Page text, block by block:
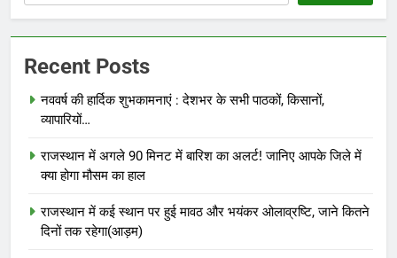
Recent Posts
नववर्ष की हार्दिक शुभकामनाएं : देशभर के सभी पाठकों, किसानों,
व्यापारियों…
राजस्थान में अगले 90 मिनट में बारिश का अलर्ट! जानिए आपके जिले में
क्या होगा मौसम का हाल
राजस्थान में कई स्थान पर हुई मावठ और भयंकर ओलाव्रष्टि, जाने कितने
दिनों तक रहेगा(आड़म)